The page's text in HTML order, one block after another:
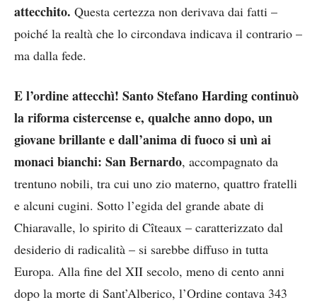
attecchito. Questa certezza non derivava dai fatti –
poiché la realtà che lo circondava indicava il contrario –
ma dalla fede.
E l’ordine attecchì! Santo Stefano Harding continuò
la riforma cistercense e, qualche anno dopo, un
giovane brillante e dall’anima di fuoco si unì ai
monaci bianchi: San Bernardo, accompagnato da
trentuno nobili, tra cui uno zio materno, quattro fratelli
e alcuni cugini. Sotto l’egida del grande abate di
Chiaravalle, lo spirito di Cîteaux – caratterizzato dal
desiderio di radicalità – si sarebbe diffuso in tutta
Europa. Alla fine del XII secolo, meno di cento anni
dopo la morte di Sant’Alberico, l’Ordine contava 343